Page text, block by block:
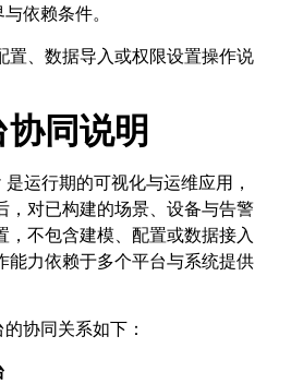
依赖条件。
置、数据导入或权限设置操作说
同说明
运行期的可视化与运维应用，
，对已构建的场景、设备与告警
，不包含建模、配置或数据接入
能力依赖于多个平台与系统提供
协同关系如下：